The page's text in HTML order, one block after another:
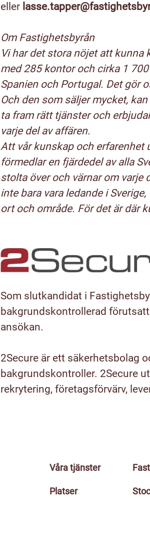
eller
Om Fastighetsbyrån
Vi har det stora nöjet att kunna
med 285 kontor och cirka 1
Spanien och Portugal. Det gör
Och den som säljer mycket,
ta fram rätt tjänster och
varje del av affären.
Att vår kunskap och erfarenhet
förmedlar en fjärdedel av alla
stolta över och värnar om varje
inte bara vara ledande i
ort och område. För det är där
Som slutkandidat i
bakgrundskontrollerad
ansökan.
2Secure är ett säkerhetsbolag
bakgrundskontroller. 2Secure
rekrytering, företagsförvärv,
Våra tjänster
Platser